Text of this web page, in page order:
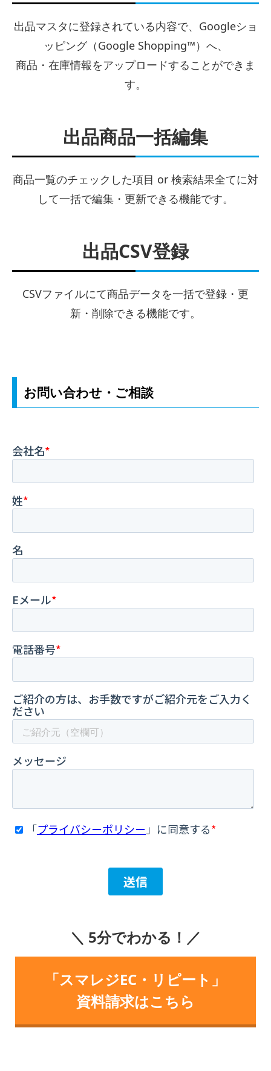
出品マスタに登録されている内容で、Googleショ
ッピング（Google Shopping™）へ、
商品・在庫情報をアップロードすることができま
す。
出品商品一括編集
商品一覧のチェックした項目 or 検索結果全てに対
して一括で編集・更新できる機能です。
出品CSV登録
CSVファイルにて商品データを一括で登録・更
新・削除できる機能です。
お問い合わせ・ご相談
＼ 5分でわかる！／
「スマレジEC・リピート」
資料請求はこちら